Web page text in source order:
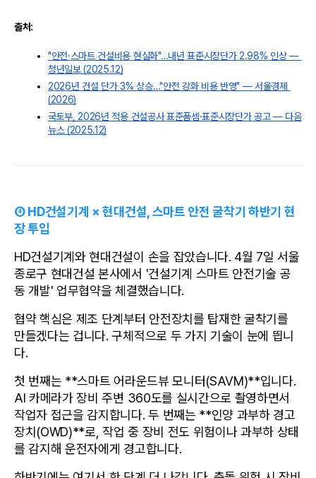
출처:
"안전·스마트 건설비용 현실화"…내년 표준시장단가 2.98% 인상 —
청년일보 (2025.12)
2026년 건설 단가 3% 상승…"안전 강화 비용 반영" — 서울경제
(2026)
국토부, 2026년 적용 건설공사 표준품셈·표준시장단가 공고 — 다음
뉴스 (2025.12)
④ HD건설기계 × 현대건설, 스마트 안전 굴착기 하반기 현
장 투입
HD건설기계와 현대건설이 손을 잡았습니다. 4월 7일 서울
종로구 현대건설 본사에서 '건설기계 스마트 안전기술 공
동 개발' 업무협약을 체결했습니다.
협약 핵심은 제조 단계부터 안전장치를 탑재한 굴착기를
만들겠다는 겁니다. 구체적으로 두 가지 기술이 눈에 띕니
다.
첫 번째는 **스마트 어라운드뷰 모니터(SAVM)**입니다.
AI 카메라가 장비 주변 360도를 실시간으로 촬영하면서
작업자 접근을 감지합니다. 두 번째는 **인양 과부하 경고
장치(OWD)**로, 작업 중 장비 전도 위험이나 과부하 상태
를 감지해 운전자에게 경고합니다.